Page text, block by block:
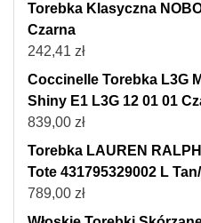
Torebka Klasyczna
Czarna
242,41 zł
Coccinelle Torebka L3G
Shiny E1 L3G 12 01 01
839,00 zł
Torebka LAUREN
Tote 431795329002 L
789,00 zł